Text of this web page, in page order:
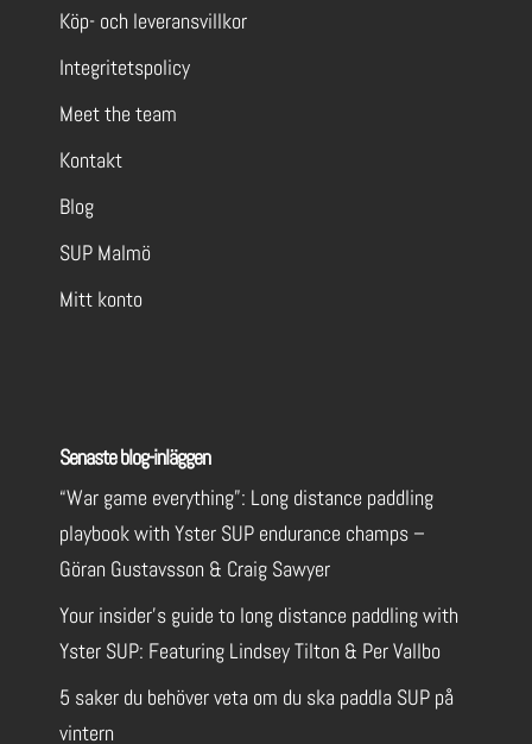
Köp- och leveransvillkor
Integritetspolicy
Meet the team
Kontakt
Blog
SUP Malmö
Mitt konto
Senaste blog-inläggen
“War game everything”: Long distance paddling
playbook with Yster SUP endurance champs –
Göran Gustavsson & Craig Sawyer
Your insider’s guide to long distance paddling with
Yster SUP: Featuring Lindsey Tilton & Per Vallbo
5 saker du behöver veta om du ska paddla SUP på
vintern